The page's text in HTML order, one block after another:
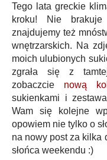
Tego lata greckie
kroku! Nie
znajdujemy też
wnętrzarskich. Na
moich ulubionych
zgrała się z
zobaczcie nową
sukienkami i
Wam się kolejne
opowiem nie tylko o
na nowy post za kilka
słońca weekendu :)